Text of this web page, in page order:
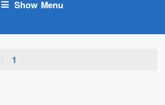
Show Menu
1